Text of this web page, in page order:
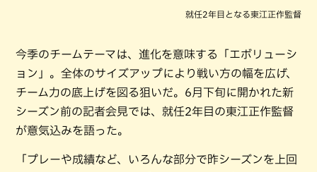
就任2年目となる東江正作監督
今季のチームテーマは、進化を意味する「エボリューシ
ョン」。全体のサイズアップにより戦い方の幅を広げ、
チーム力の底上げを図る狙いだ。6月下旬に開かれた新
シーズン前の記者会見では、就任2年目の東江正作監督
が意気込みを語った。
「プレーや成績など、いろんな部分で昨シーズンを上回